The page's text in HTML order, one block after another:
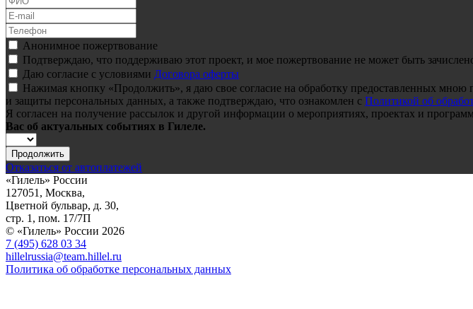
Анонимное пожертвование
Подтверждаю, что поддерживаю этот проект, и мое пожертвование не может быть
Даю согласие с условиями Договора оферты
Нажимая кнопку «Продолжить», я даю свое согласие на обработку предоставленных
и защиты персональных данных, а также подтверждаю, что ознакомлен с Политикой об
Я согласен на получение рассылок и другой информации о мероприятиях, проектах и
Вас об актуальных событиях в Гилеле.
Продолжить
Отказаться от автоплатежей
«Гилель» России
127051, Москва,
Цветной бульвар, д. 30,
стр. 1, пом. 17/7П
© «Гилель» России 2026
7 (495) 628 03 34
hillelrussia@team.hillel.ru
Политика об обработке персональных данных